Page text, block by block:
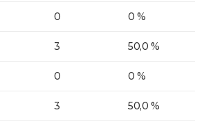
0 0 %
3 50,0 %
0 0 %
3 50,0 %